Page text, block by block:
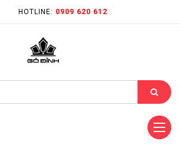
HOTLINE: 0909 620 612